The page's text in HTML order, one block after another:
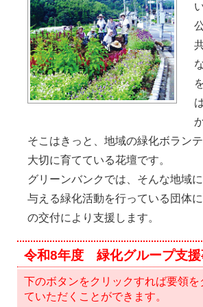
そこはきっと、地域の緑化ボラン
大切に育てている花壇です。
グリーンバンクでは、そんな地域
与える緑化活動を行っている団体
の交付により支援します。
令和8年度 緑化グループ支援
下のボタンをクリックすれば要領を
ていただくことができます。